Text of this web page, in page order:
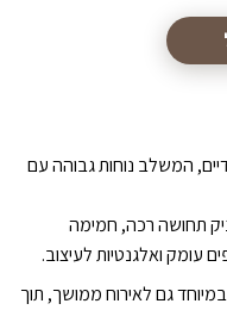
המשלב נוחות גבוהה עם
תחושה רכה, חמימה
עומק ואלגנטיות לעיצוב.
גם לאירוח ממושך, תוך